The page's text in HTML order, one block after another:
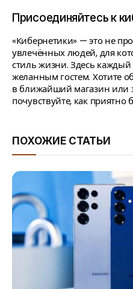
Присоединяйтесь к
«Кибернетики» — это не
увлечённых людей, для
стиль жизни. Здесь каждый
желанным гостем. Хотите
в ближайший магазин или
почувствуйте, как
ПОХОЖИЕ СТАТЬИ